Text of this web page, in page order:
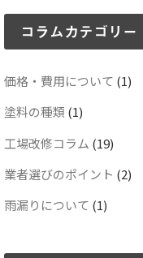
コラムカテゴリー
価格・費用について (1)
塗料の種類 (1)
工場改修コラム (19)
業者選びのポイント (2)
雨漏りについて (1)